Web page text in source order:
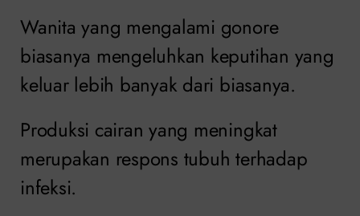
Wanita yang mengalami gonore
biasanya mengeluhkan keputihan yang
keluar lebih banyak dari biasanya.
Produksi cairan yang meningkat
merupakan respons tubuh terhadap
infeksi.